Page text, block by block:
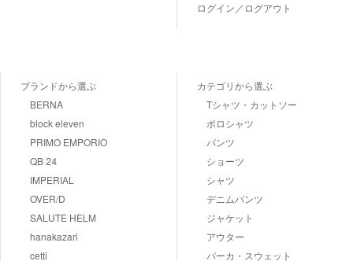
ログイン／ログアウト
ブランドから選ぶ
BERNA
block eleven
PRIMO EMPORIO
QB 24
IMPERIAL
OVER/D
SALUTE HELM
hanakazari
cetti
カテゴリから選ぶ
Tシャツ・カットソー
ポロシャツ
パンツ
ショーツ
シャツ
デニムパンツ
ジャケット
アウター
パーカ・スウェット